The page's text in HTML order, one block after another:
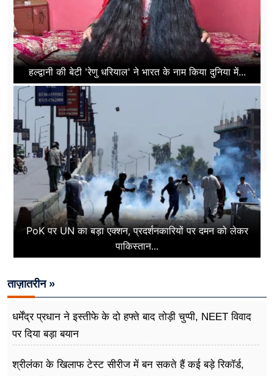
हल्द्वानी की बेटी 'रेणु धरियाल' ने भारत के नाम किया दुनिया में...
PoK पर UN का बड़ा एक्शन, प्रदर्शनकारियों पर दमन को लेकर
पाकिस्तान...
ताज़ातरीन »
धर्मेंद्र प्रधान ने इस्तीफे के दो हफ्ते बाद तोड़ी चुप्पी, NEET विवाद
पर दिया बड़ा बयान
श्रीलंका के खिलाफ टेस्ट सीरीज में बन सकते हैं कई बड़े रिकॉर्ड,